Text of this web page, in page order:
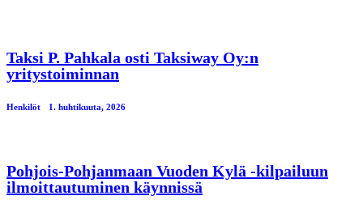
Taksi P. Pahkala osti Taksiway Oy:n
yritystoiminnan
Henkilöt 1. huhtikuuta, 2026
Pohjois-Pohjanmaan Vuoden Kylä -kilpailuun
ilmoittautuminen käynnissä